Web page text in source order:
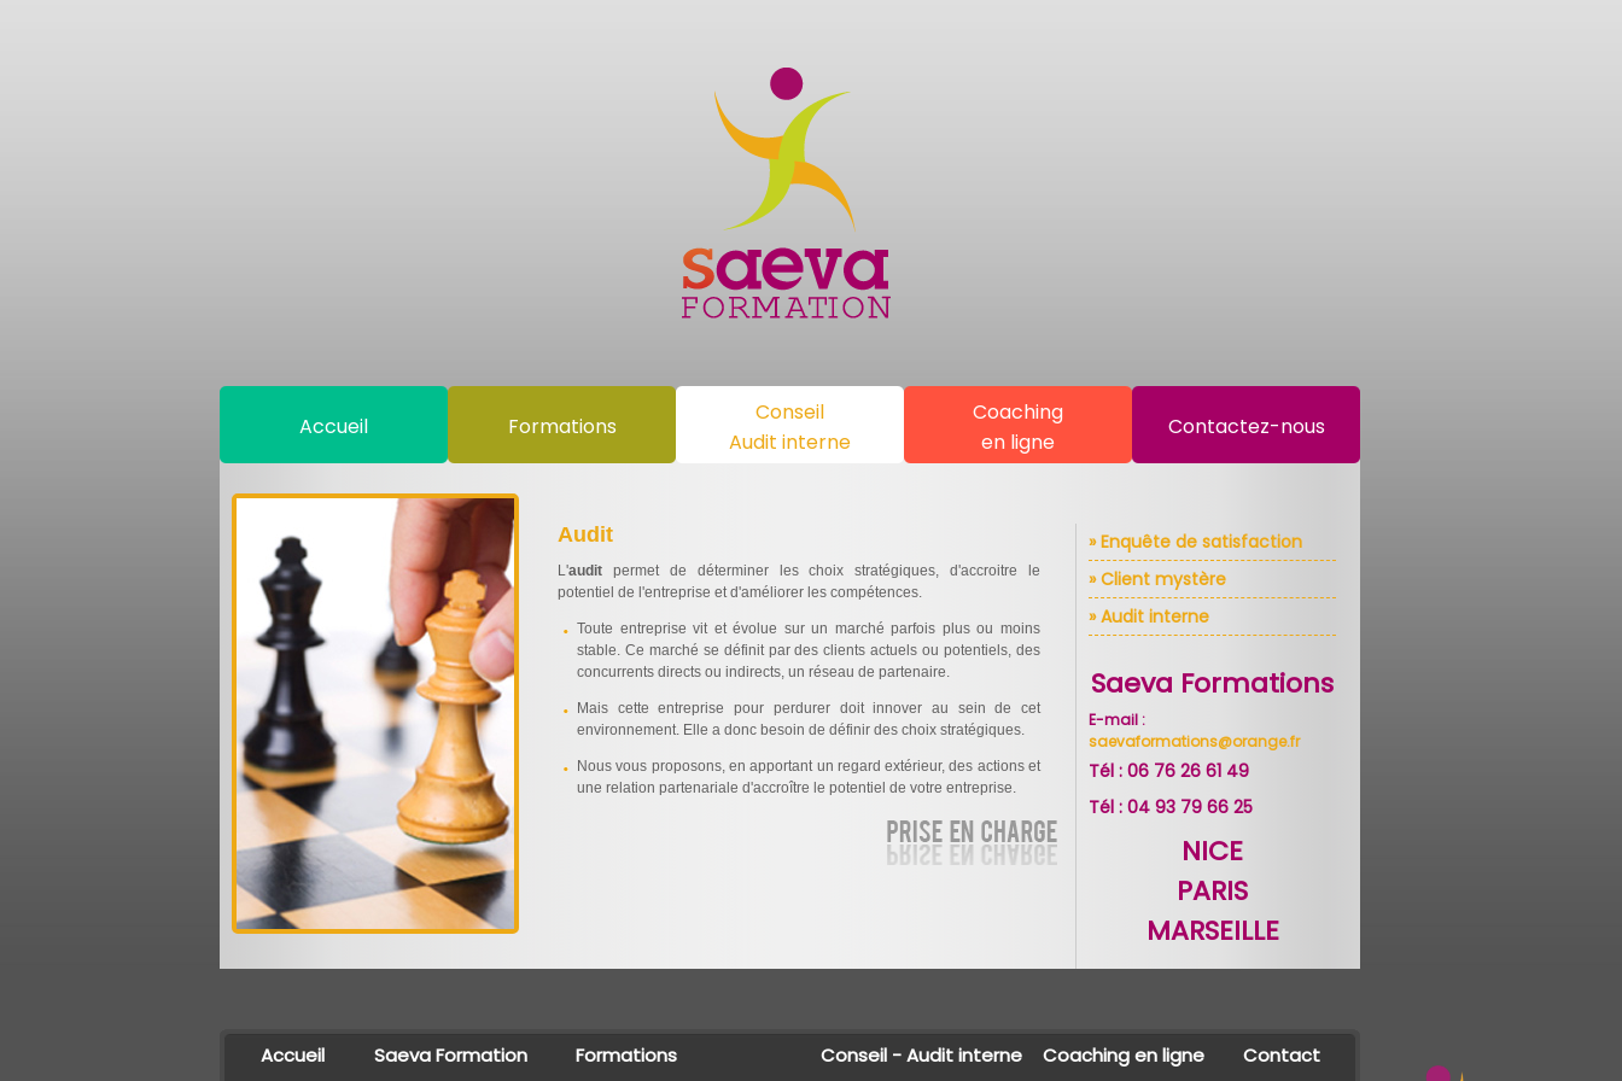
Accueil Formations
Conseil
Audit interne
Coaching
en ligne
Contactez-nous
Audit
L'audit permet de déterminer les choix stratégiques, d'accroitre le
potentiel de l'entreprise et d'améliorer les compétences.
Toute entreprise vit et évolue sur un marché parfois plus ou moins
stable. Ce marché se définit par des clients actuels ou potentiels, des
concurrents directs ou indirects, un réseau de partenaire.
Mais cette entreprise pour perdurer doit innover au sein de cet
environnement. Elle a donc besoin de définir des choix stratégiques.
Nous vous proposons, en apportant un regard extérieur, des actions et
une relation partenariale d'accroître le potentiel de votre entreprise.
» Enquête de satisfaction
» Client mystère
» Audit interne
Saeva Formations
E-mail :
saevaformations@orange.fr
Tél : 06 76 26 61 49
Tél : 04 93 79 66 25
NICE
PARIS
MARSEILLE
Accueil Saeva Formation Formations Conseil - Audit interne Coaching en ligne Contact